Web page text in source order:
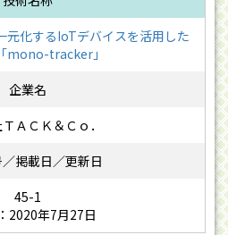
元化するIoTデバイスを活用した
mono-tracker」
ＡＣＫ＆Ｃｏ．
45-1
2020年7月27日